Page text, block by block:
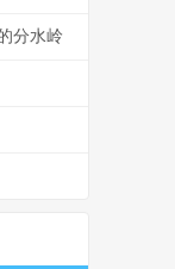
分水岭